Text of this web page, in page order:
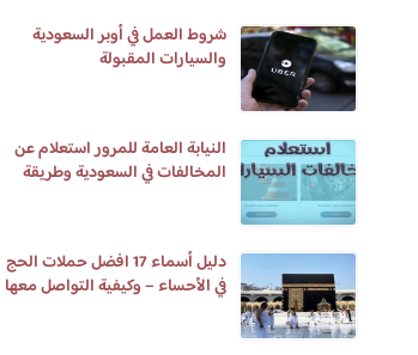
شروط العمل في أوبر السعودية
والسيارات المقبولة
النيابة العامة للمرور استعلام عن
المخالفات في السعودية وطريقة
دليل أسماء 17 افضل حملات الحج
في الأحساء – وكيفية التواصل معها